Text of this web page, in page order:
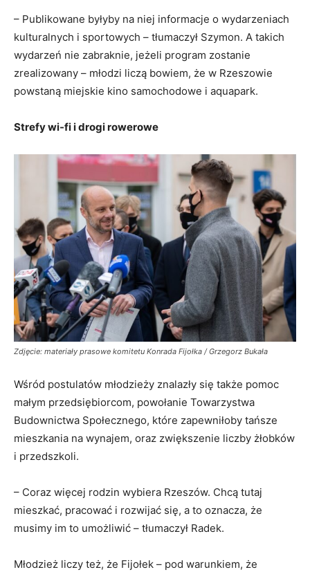
– Publikowane byłyby na niej informacje o wydarzeniach
kulturalnych i sportowych – tłumaczył Szymon. A takich
wydarzeń nie zabraknie, jeżeli program zostanie
zrealizowany – młodzi liczą bowiem, że w Rzeszowie
powstaną miejskie kino samochodowe i aquapark.
Strefy wi-fi i drogi rowerowe
Zdjęcie: materiały prasowe komitetu Konrada Fijołka / Grzegorz Bukała
Wśród postulatów młodzieży znalazły się także pomoc
małym przedsiębiorcom, powołanie Towarzystwa
Budownictwa Społecznego, które zapewniłoby tańsze
mieszkania na wynajem, oraz zwiększenie liczby żłobków
i przedszkoli.
– Coraz więcej rodzin wybiera Rzeszów. Chcą tutaj
mieszkać, pracować i rozwijać się, a to oznacza, że
musimy im to umożliwić – tłumaczył Radek.
Młodzież liczy też, że Fijołek – pod warunkiem, że